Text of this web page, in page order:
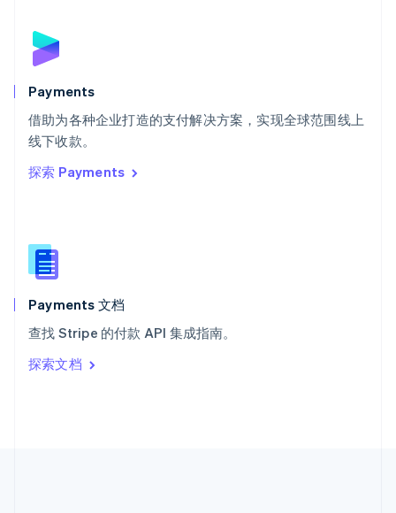
Payments
借助为各种企业打造的支付解决方案，实现全球范围线上
线下收款。
探索 Payments
Payments 文档
查找 Stripe 的付款 API 集成指南。
探索文档
English
斯洛文尼亚
泰国
ไทยEnglish
希腊
English
西班牙
新西兰
English
匈牙利
English
ItalianoEnglish
印度
English